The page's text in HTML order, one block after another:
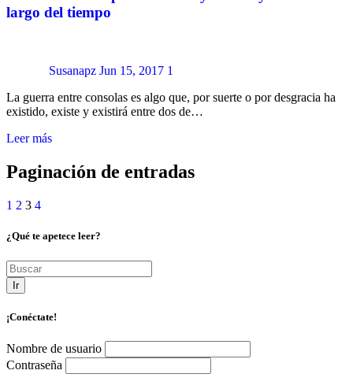
largo del tiempo
Susanapz Jun 15, 2017 1
La guerra entre consolas es algo que, por suerte o por desgracia ha
existido, existe y existirá entre dos de…
Leer más
Paginación de entradas
1 2 3 4
¿Qué te apetece leer?
Ir
¡Conéctate!
Nombre de usuario
Contraseña